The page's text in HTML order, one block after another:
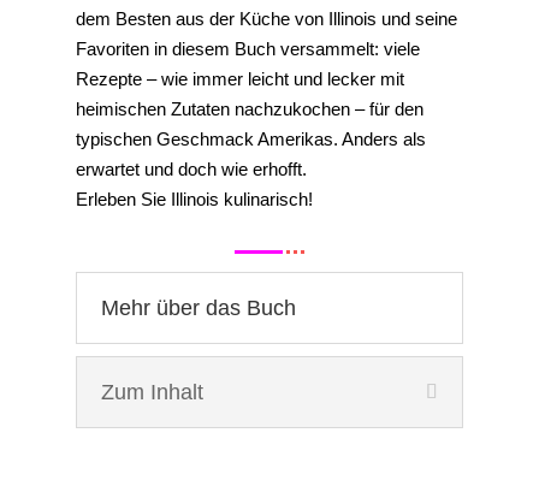
dem Besten aus der Küche von Illinois und seine
Favoriten in diesem Buch versammelt: viele
Rezepte – wie immer leicht und lecker mit
heimischen Zutaten nachzukochen – für den
typischen Geschmack Amerikas. Anders als
erwartet und doch wie erhofft.
Erleben Sie Illinois kulinarisch!
Mehr über das Buch
Zum Inhalt